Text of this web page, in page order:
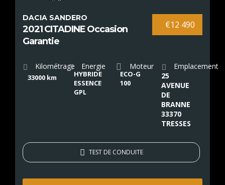
€12 490
DACIA SANDERO
2021 CITADINE Occasion
Garantie
Kilométrage
33000 km
Energie
HYBRIDE
ESSENCE
GPL
Moteur
ECO-G
100
Emplacement
25
AVENUE
DE
BRANNE
33370
TRESSES
TEST DE CONDUITE